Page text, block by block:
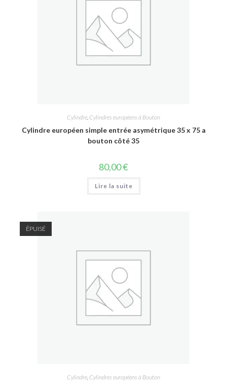
Cylindre, Cylindres européens à Bouton
Cylindre européen simple entrée asymétrique 35 x 75 a
bouton côté 35
80,00€
Lire la suite
ÉPUISÉ
Cylindre Cylindres européens à Bouton